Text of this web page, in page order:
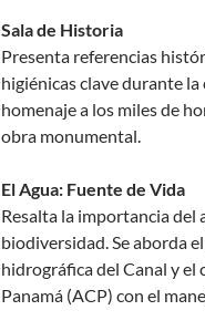
Sala de Historia
Presenta referencias
higiénicas clave durante
homenaje a los miles de
obra monumental.
El Agua: Fuente de Vida
Resalta la importancia del
biodiversidad. Se aborda
hidrográfica del Canal y
Panamá (ACP) con el